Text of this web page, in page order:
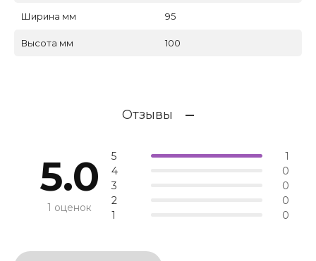
Ширина мм 95
Высота мм 100
Отзывы
5.0
1 оценок
5
1
4
0
3
0
2
0
1
0